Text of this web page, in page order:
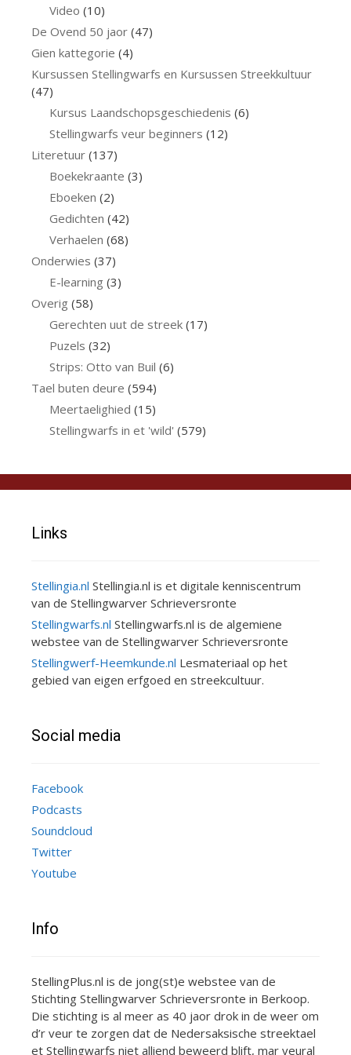
Video (10)
De Ovend 50 jaor (47)
Gien kattegorie (4)
Kursussen Stellingwarfs en Kursussen Streekkultuur
(47)
Kursus Laandschopsgeschiedenis (6)
Stellingwarfs veur beginners (12)
Literetuur (137)
Boekekraante (3)
Eboeken (2)
Gedichten (42)
Verhaelen (68)
Onderwies (37)
E-learning (3)
Overig (58)
Gerechten uut de streek(17)
Puzels (32)
Strips: Otto van Buil (6)
Tael buten deure (594)
Meertaelighied (15)
Stellingwarfs in et 'wild' (579)
Links
Stellingia.nl Stellingia.nl is et digitale kenniscentrum
van de Stellingwarver Schrieversronte
Stellingwarfs.nl Stellingwarfs.nl is de algemiene
webstee van de Stellingwarver Schrieversronte
Stellingwerf-Heemkunde.nl Lesmateriaal op het
gebied van eigen erfgoed en streekcultuur.
Social media
Facebook
Podcasts
Soundcloud
Twitter
Youtube
Info
StellingPlus.nl is de jong(st)e webstee van de
Stichting Stellingwarver Schrieversronte in Berkoop.
Die stichting is al meer as 40 jaor drok in de weer om
d’r veur te zorgen dat de Nedersaksische streektael
et Stellingwarfs niet alliend beweerd blift, mar veural